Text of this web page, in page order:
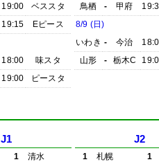
19:00
ベススタ
19:15
Eピース
18:00
味スタ
19:00 ピースタ
鳥栖 - 甲府
8/9 (日)
いわき - 今治
山形
- 栃木C
J1
1
清水
J2
1 札幌
1